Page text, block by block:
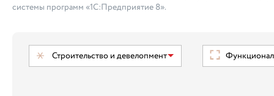
системы программ «1С:Предприятие 8».
Строительство и девелопмент